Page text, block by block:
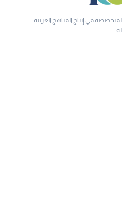
في إنتاج المناهج العربية